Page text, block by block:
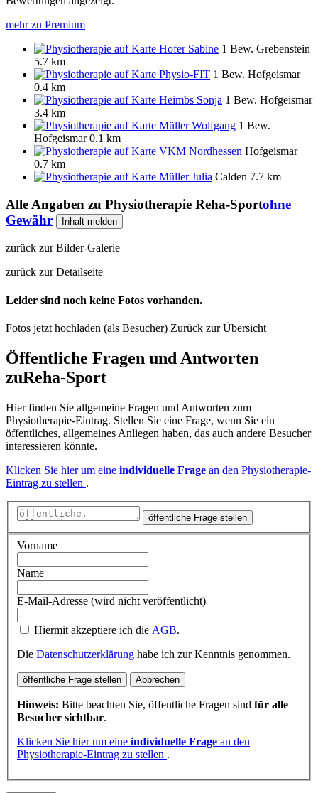
mehr zu Premium
Hofer Sabine 1 Bew. Grebenstein
5.7 km
Physio-FIT 1 Bew. Hofgeismar
0.4 km
Heimbs Sonja 1 Bew. Hofgeismar
3.4 km
Müller Wolfgang 1 Bew.
Hofgeismar 0.1 km
VKM Nordhessen Hofgeismar
0.7 km
Müller Julia Calden 7.7 km
Alle Angaben zu Physiotherapie Reha-Sportohne
Gewähr
Inhalt melden
zurück zur Bilder-Galerie
zurück zur Detailseite
Leider sind noch keine Fotos vorhanden.
Fotos jetzt hochladen (als Besucher) Zurück zur Übersicht
Öffentliche Fragen und Antworten
zuReha-Sport
Hier finden Sie allgemeine Fragen und Antworten zum
Physiotherapie-Eintrag. Stellen Sie eine Frage, wenn Sie ein
öffentliches, allgemeines Anliegen haben, das auch andere Besucher
interessieren könnte.
Klicken Sie hier um eine individuelle Frage an den Physiotherapie-
Eintrag zu stellen .
öffentliche Frage stellen
Vorname
Name
E-Mail-Adresse (wird nicht veröffentlicht)
Hiermit akzeptiere ich die AGB.
Die Datenschutzerklärung habe ich zur Kenntnis genommen.
öffentliche Frage stellen Abbrechen
Hinweis: Bitte beachten Sie, öffentliche Fragen sind für alle
Besucher sichtbar.
Klicken Sie hier um eine individuelle Frage an den
Physiotherapie-Eintrag zu stellen .